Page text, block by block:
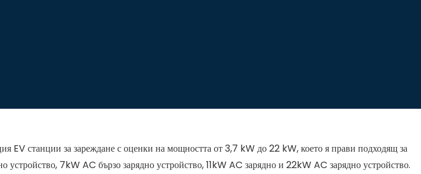
EV станции за зареждане с оценки на мощността от 3,7 kW до 22 kW, което я прави подходящ за
7kW AC бързо зарядно устройство, 11kW AC зарядно и 22kW AC зарядно устройство.